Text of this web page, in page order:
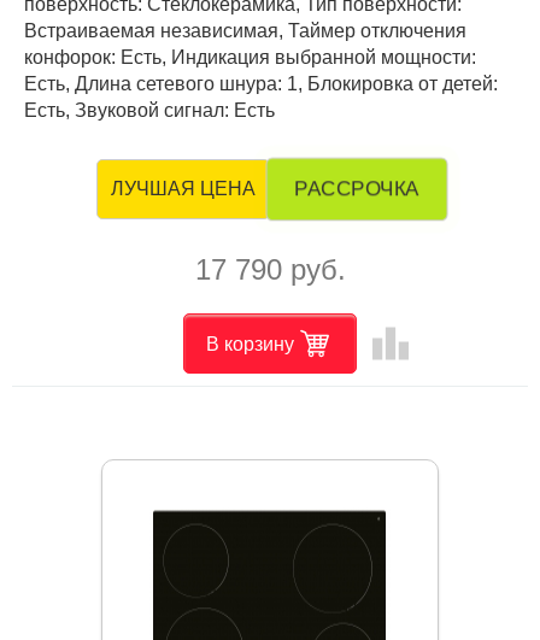
Встраиваемая независимая, Таймер отключения
конфорок: Есть, Индикация выбранной мощности:
Есть, Длина сетевого шнура: 1, Блокировка от детей:
Есть, Звуковой сигнал: Есть
ЛУЧШАЯ ЦЕНА РАССРОЧКА
17 790 руб.
В корзину leaderboard